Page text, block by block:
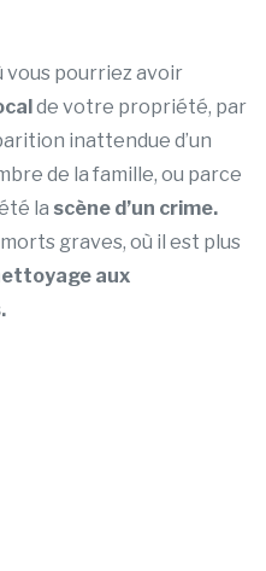
vous pourriez avoir
de votre propriété, par
inattendue d’un
de la famille, ou parce
la scène d’un crime.
graves, où il est plus
aux